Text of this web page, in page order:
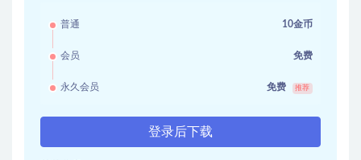
普通 10金币
会员 免费
永久会员 免费 推荐
登录后下载